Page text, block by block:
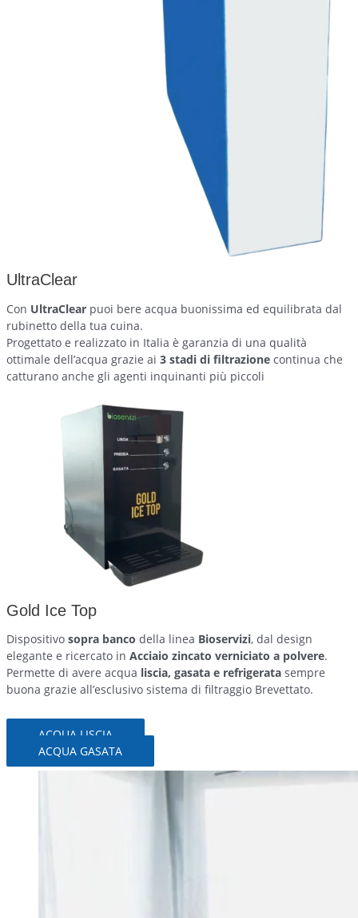
UltraClear
Con UltraClear puoi bere acqua buonissima ed equilibrata dal
rubinetto della tua cuina.
Progettato e realizzato in Italia è garanzia di una qualità
ottimale dell’acqua grazie ai 3 stadi di filtrazione continua che
catturano anche gli agenti inquinanti più piccoli
Gold Ice Top
Dispositivo sopra banco della linea Bioservizi, dal design
elegante e ricercato in Acciaio zincato verniciato a polvere.
Permette di avere acqua liscia, gasata e refrigerata sempre
buona grazie all’esclusivo sistema di filtraggio Brevettato.
ACQUA LISCIA
ACQUA GASATA